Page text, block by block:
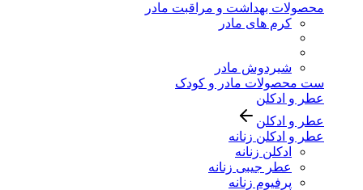
محصولات بهداشت و مراقبت مادر
کرم های مادر
شیردوش مادر
ست محصولات مادر و کودک
عطر و ادکلن
عطر و ادکلن
عطر و ادکلن زنانه
ادکلن زنانه
عطر جیبی زنانه
پرفیوم زنانه